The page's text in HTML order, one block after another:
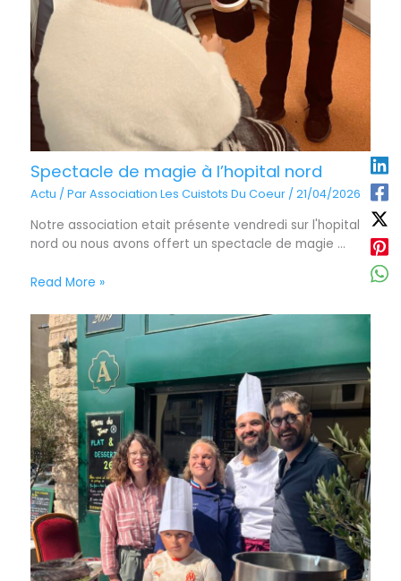
Spectacle de magie à l’hopital nord
Actu / ParAssociation Les Cuistots Du Coeur /21/04/2026
Notre association etait présente vendredi sur l'hopital
nord ou nous avons offert un spectacle de magie ...
Read More »